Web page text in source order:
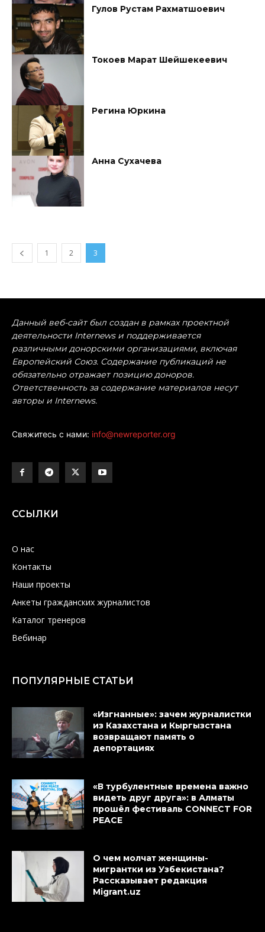
Гулов Рустам Рахматшоевич
Токоев Марат Шейшекеевич
Регина Юркина
Анна Сухачева
1 2 3
Данный веб-сайт был создан в рамках проектной
деятельности Internews и поддерживается
различными донорскими организациями, включая
Европейский Союз. Содержание публикаций не
обязательно отражает позицию доноров.
Ответственность за содержание материалов несут
авторы и Internews.
Свяжитесь с нами: info@newreporter.org
ССЫЛКИ
О нас
Контакты
Наши проекты
Анкеты гражданских журналистов
Каталог тренеров
Вебинар
ПОПУЛЯРНЫЕ СТАТЬИ
«Изгнанные»: зачем журналистки
из Казахстана и Кыргызстана
возвращают память о
депортациях
«В турбулентные времена важно
видеть друг друга»: в Алматы
прошёл фестиваль CONNECT FOR
PEACE
О чем молчат женщины-
мигрантки из Узбекистана?
Рассказывает редакция
Migrant.uz